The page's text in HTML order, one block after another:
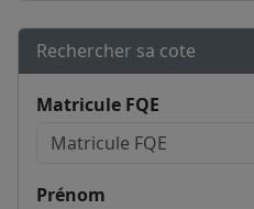
Rechercher sa cote
Matricule FQE
Prénom